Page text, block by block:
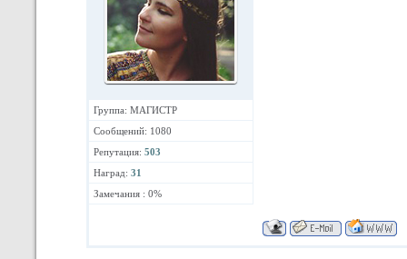
Группа: МАГИСТР
Сообщений: 1080
Репутация: 503
Наград: 31
Замечания : 0%